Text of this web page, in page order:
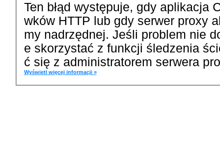
Ten błąd występuje, gdy aplikacja
wków HTTP lub gdy serwer proxy
my nadrzędnej. Jeśli problem nie
e skorzystać z funkcji śledzenia
ć się z administratorem serwera
Wyświetl więcej informacji »